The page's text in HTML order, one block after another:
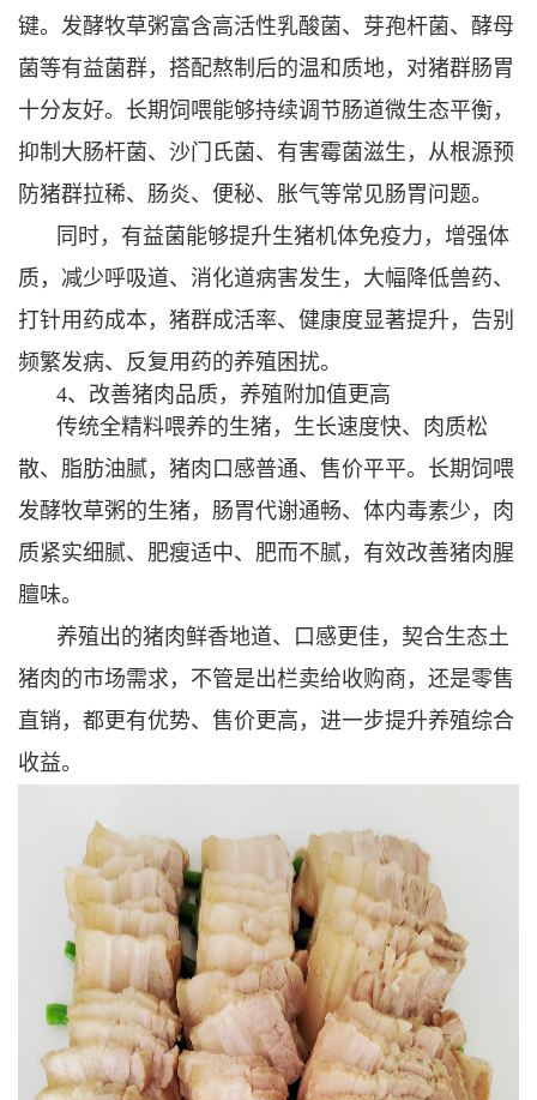
键。发酵牧草粥富含高活性乳酸菌、芽孢杆菌、酵母
菌等有益菌群，搭配熬制后的温和质地，对猪群肠胃
十分友好。长期饲喂能够持续调节肠道微生态平衡，
抑制大肠杆菌、沙门氏菌、有害霉菌滋生，从根源预
防猪群拉稀、肠炎、便秘、胀气等常见肠胃问题。
同时，有益菌能够提升生猪机体免疫力，增强体
质，减少呼吸道、消化道病害发生，大幅降低兽药、
打针用药成本，猪群成活率、健康度显著提升，告别
频繁发病、反复用药的养殖困扰。
4、改善猪肉品质，养殖附加值更高
传统全精料喂养的生猪，生长速度快、肉质松
散、脂肪油腻，猪肉口感普通、售价平平。长期饲喂
发酵牧草粥的生猪，肠胃代谢通畅、体内毒素少，肉
质紧实细腻、肥瘦适中、肥而不腻，有效改善猪肉腥
膻味。
养殖出的猪肉鲜香地道、口感更佳，契合生态土
猪肉的市场需求，不管是出栏卖给收购商，还是零售
直销，都更有优势、售价更高，进一步提升养殖综合
收益。